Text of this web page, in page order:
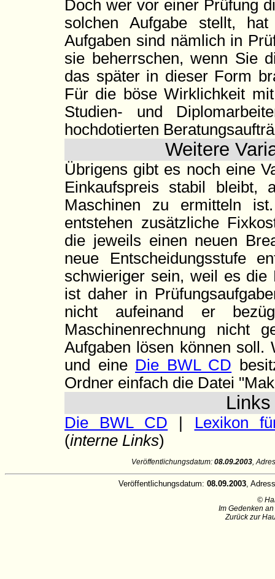
Doch wer vor einer Prüfung
solchen Aufgabe stellt,
Aufgaben sind nämlich in
sie beherrschen, wenn Sie
das später in dieser Form
Für die böse Wirklichkeit
Studien- und
hochdotierten
Weitere
Übrigens gibt es noch eine
Einkaufspreis stabil bleibt,
Maschinen zu ermitteln
entstehen zusätzliche
die jeweils einen neuen
neue Entscheidungsstufe
schwieriger sein, weil es die
ist daher in
nicht aufeinand er
Maschinenrechnung nicht
Aufgaben lösen können soll.
und eine Die BWL CD
Ordner einfach die Datei
Die BWL CD
Lexikon
(interne Links)
Veröffentlichungsdatum: 08.09.2003,
Veröffentlichungsdatum: 08.09.2003 ,
©
Im Gedenken
Zurück zur